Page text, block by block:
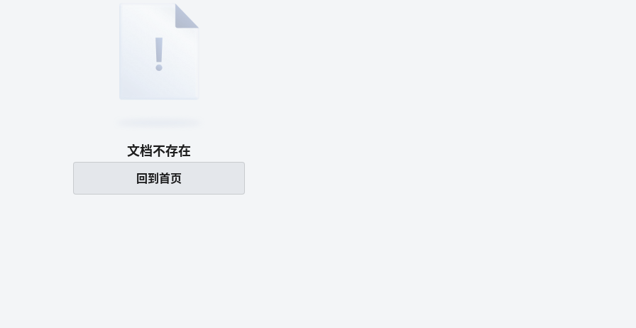
文档不存在
回到首页